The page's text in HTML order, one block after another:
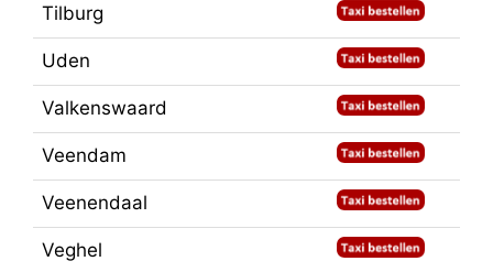
Tilburg
Uden
Valkenswaard
Veendam
Veenendaal
Veghel